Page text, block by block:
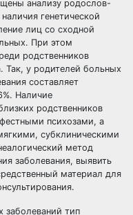
анализу родослов-
генетической
лиц со сходной
При этом
родственников
Так, у родителей больных
составляет
Наличие
родственников
психозами, а
субклиническими
метод
заболевания, выявить
материал для
заболеваний тип